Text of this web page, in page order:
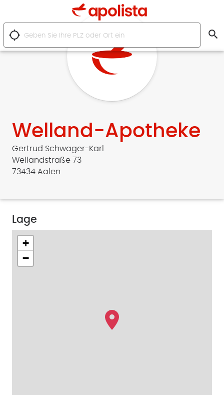
location_searching search
Welland-Apotheke
Gertrud Schwager-Karl
Wellandstraße 73
73434 Aalen
Lage
+
−